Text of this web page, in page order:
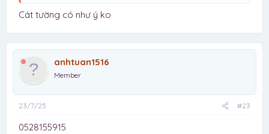
Cát tường có như ý ko
anhtuan1516
Member
23/7/25 #23
0528155915